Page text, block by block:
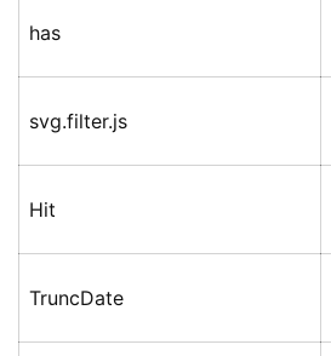
has
svg.filter.js
Hit
TruncDate